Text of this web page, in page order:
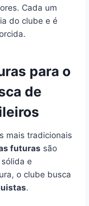
Cada um
do clube e é
para o
de
mais tradicionais
futuras são
e
o clube busca
.